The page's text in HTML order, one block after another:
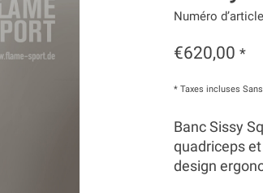
Numéro
€620,00 *
* Taxes incluses
Banc Sissy
quadriceps
design